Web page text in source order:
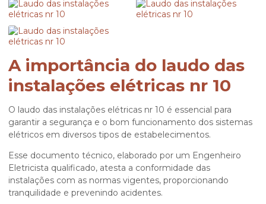
A importância do laudo das
instalações elétricas nr 10
O laudo das instalações elétricas nr 10 é essencial para
garantir a segurança e o bom funcionamento dos sistemas
elétricos em diversos tipos de estabelecimentos.
Esse documento técnico, elaborado por um Engenheiro
Eletricista qualificado, atesta a conformidade das
instalações com as normas vigentes, proporcionando
tranquilidade e prevenindo acidentes.